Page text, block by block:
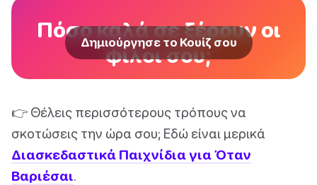
Πόσο καλά σε ξέρουν οι
φίλοι σου;
Δημιούργησε το Κουίζ σου
👉 Θέλεις περισσότερους τρόπους να
σκοτώσεις την ώρα σου; Εδώ είναι μερικά
Διασκεδαστικά Παιχνίδια για Όταν
Βαριέσαι.